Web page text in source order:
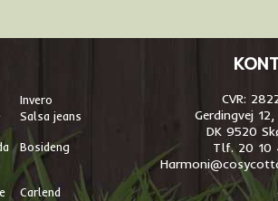
Invero
Salsa jeans
Bosideng
Carlend
CVR:
Gerdingvej
DK 9520
Tlf. 20 10